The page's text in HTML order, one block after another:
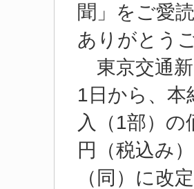
聞」をご愛
ありがとう
東京交通
1日から、本
入（1部）
円（税込み
（同）に改